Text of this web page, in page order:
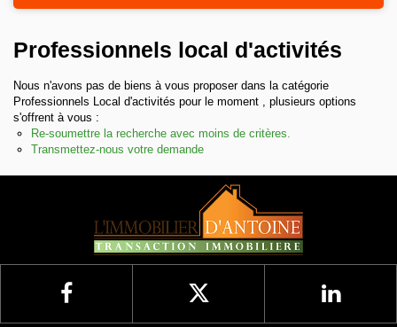
Estimation
Notre agence
Partenaires
Contact
Professionnels local d'activités
Nous n'avons pas de biens à vous proposer dans la catégorie
Professionnels Local d'activités pour le moment , plusieurs options
s'offrent à vous :
Re-soumettre la recherche avec moins de critères.
Transmettez-nous votre demande